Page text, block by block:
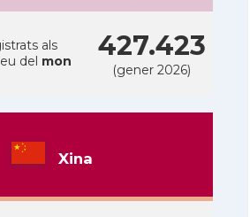
als
del mon 427.423
(gener 2026)
Xina